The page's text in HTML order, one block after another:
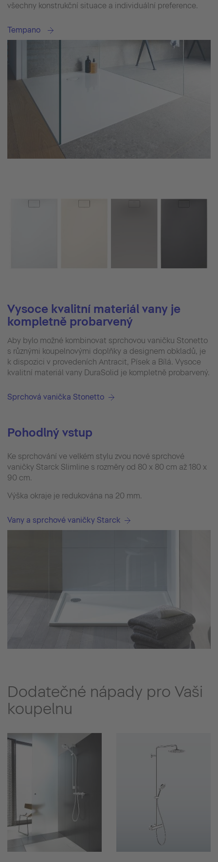
všechny konstrukční situace a individuální preference.
Tempano
Vysoce kvalitní materiál vany je
kompletně probarvený
Aby bylo možné kombinovat sprchovou vaničku Stonetto
s různými koupelnovými doplňky a designem obkladů, je
k dispozici v provedeních Antracit, Písek a Bílá. Vysoce
kvalitní materiál vany DuraSolid je kompletně probarvený.
Sprchová vanička Stonetto
Pohodlný vstup
Ke sprchování ve velkém stylu zvou nové sprchové
vaničky Starck Slimline s rozměry od 80 x 80 cm až 180 x
90 cm.
Výška okraje je redukována na 20 mm.
Vany a sprchové vaničky Starck
Dodatečné nápady pro Vaši
koupelnu